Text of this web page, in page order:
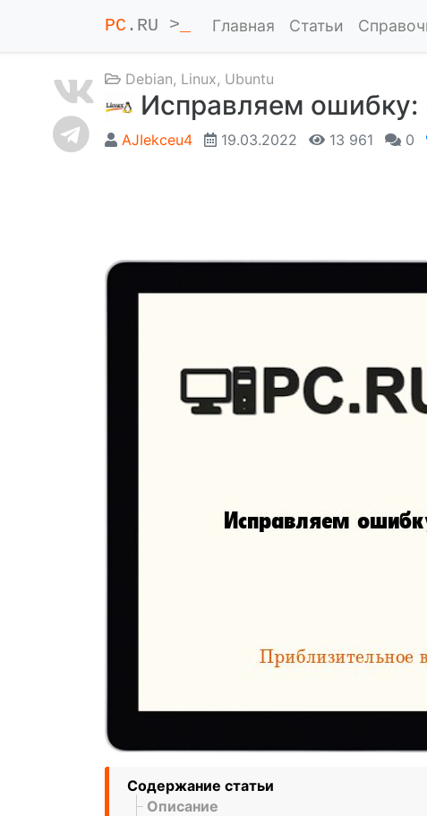
PC .RU > Главная Статьи
Debian, Linux, Ubuntu
Исправляем
AJIekceu4 19.03.2022 13 961 0
Содержание статьи
Описание